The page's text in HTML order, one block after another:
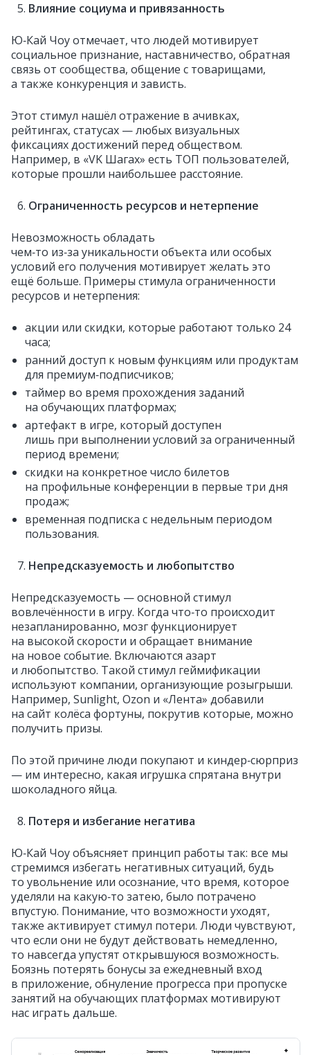
Влияние социума и привязанность
Ю‑Кай Чоу отмечает, что людей мотивирует
социальное признание, наставничество, обратная
связь от сообщества, общение с товарищами,
а также конкуренция и зависть.
Этот стимул нашёл отражение в ачивках,
рейтингах, статусах — любых визуальных
фиксациях достижений перед обществом.
Например, в «VK Шагах» есть ТОП пользователей,
которые прошли наибольшее расстояние.
Ограниченность ресурсов и нетерпение
Невозможность обладать
чем‑то из‑за уникальности объекта или особых
условий его получения мотивирует желать это
ещё больше. Примеры стимула ограниченности
ресурсов и нетерпения:
акции или скидки, которые работают только 24
часа;
ранний доступ к новым функциям или продуктам
для премиум‑подписчиков;
таймер во время прохождения заданий
на обучающих платформах;
артефакт в игре, который доступен
лишь при выполнении условий за ограниченный
период времени;
скидки на конкретное число билетов
на профильные конференции в первые три дня
продаж;
временная подписка с недельным периодом
пользования.
Непредсказуемость и любопытство
Непредсказуемость — основной стимул
вовлечённости в игру. Когда что‑то происходит
незапланированно, мозг функционирует
на высокой скорости и обращает внимание
на новое событие. Включаются азарт
и любопытство. Такой стимул геймификации
используют компании, организующие розыгрыши.
Например, Sunlight, Ozon и «Лента» добавили
на сайт колёса фортуны, покрутив которые, можно
получить призы.
По этой причине люди покупают и киндер‑сюрприз
— им интересно, какая игрушка спрятана внутри
шоколадного яйца.
Потеря и избегание негатива
Ю‑Кай Чоу объясняет принцип работы так: все мы
стремимся избегать негативных ситуаций, будь
то увольнение или осознание, что время, которое
уделяли на какую‑то затею, было потрачено
впустую. Понимание, что возможности уходят,
также активирует стимул потери. Люди чувствуют,
что если они не будут действовать немедленно,
то навсегда упустят открывшуюся возможность.
Боязнь потерять бонусы за ежедневный вход
в приложение, обнуление прогресса при пропуске
занятий на обучающих платформах мотивируют
нас играть дальше.